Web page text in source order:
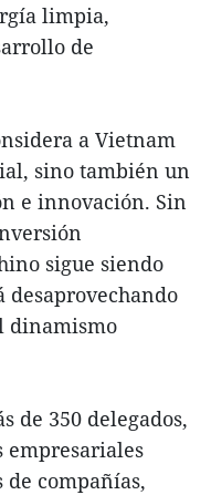
limpia,
de
a Vietnam
sino también un
e innovación. Sin
sigue siendo
dinamismo
de 350 delegados,
empresariales
compañías,